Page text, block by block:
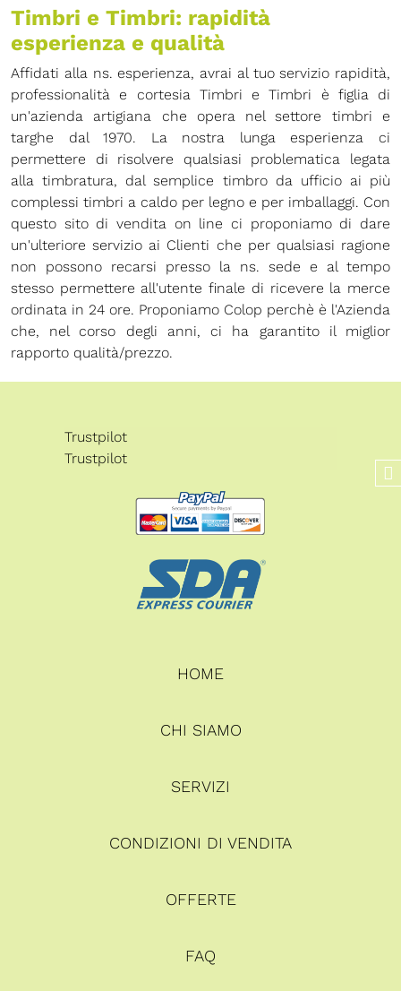
Timbri e Timbri: rapidità
esperienza e qualità
Affidati alla ns. esperienza, avrai al tuo servizio rapidità,
professionalità e cortesia Timbri e Timbri è figlia di
un'azienda artigiana che opera nel settore timbri e
targhe dal 1970. La nostra lunga esperienza ci
permettere di risolvere qualsiasi problematica legata
alla timbratura, dal semplice timbro da ufficio ai più
complessi timbri a caldo per legno e per imballaggi. Con
questo sito di vendita on line ci proponiamo di dare
un'ulteriore servizio ai Clienti che per qualsiasi ragione
non possono recarsi presso la ns. sede e al tempo
stesso permettere all'utente finale di ricevere la merce
ordinata in 24 ore. Proponiamo Colop perchè è l'Azienda
che, nel corso degli anni, ci ha garantito il miglior
rapporto qualità/prezzo.
Trustpilot
Trustpilot
HOME
CHI SIAMO
SERVIZI
CONDIZIONI DI VENDITA
OFFERTE
FAQ